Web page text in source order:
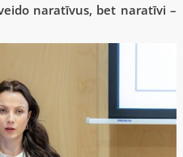
naratīvus, bet naratīvi –